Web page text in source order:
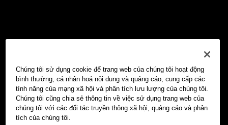
Chúng tôi sử dụng cookie để trang web của chúng tôi hoạt động
bình thường, cá nhân hoá nội dung và quảng cáo, cung cấp các
tính năng của mạng xã hội và phân tích lưu lượng của chúng tôi.
Chúng tôi cũng chia sẻ thông tin về việc sử dụng trang web của
chúng tôi với các đối tác truyền thông xã hội, quảng cáo và phân
tích của chúng tôi.